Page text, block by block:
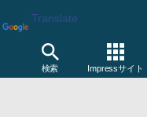
Translate
検索 Impressサイト